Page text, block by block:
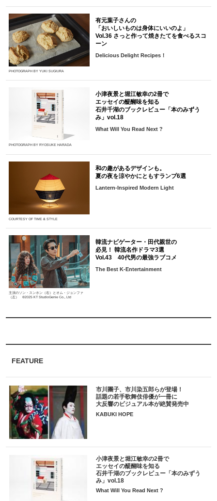
FEATURE
市川團子、市川染五郎らが登場！
話題の若手歌舞伎俳優が一冊に
大反響のビジュアル本が絶賛発売中
KABUKI HOPE
小津夜景と堀江敏幸の2冊で
エッセイの醍醐味を知る
石井千湖のブックレビュー「本のみずう
み」vol.18
What Will You Read Next ?
PHOTOGRAPH BY YUKI SUGIURA
有元葉子さんの
「おいしいものは身体にいいのよ」
Vol.36 さっと作って焼きたてを食べるスコ
ーン
Delicious Delight Recipes！
PHOTOGRAPH BY RYOSUKE HARADA
小津夜景と堀江敏幸の2冊で
エッセイの醍醐味を知る
石井千湖のブックレビュー「本のみずう
み」vol.18
What Will You Read Next ?
COURTESY OF TIME & STYLE
和の趣があるデザインも。
夏の夜を涼やかにともすランプ6選
Lantern-Inspired Modern Light
主演のソン・スンホン（右）とオム・ジョンファ
（左） ©2025 KT StudioGenie Co., Ltd
韓流ナビゲーター・田代親世の
必見！ 韓流名作ドラマ3選
Vol.43 40代男の最強ラブコメ
The Best K-Entertainment